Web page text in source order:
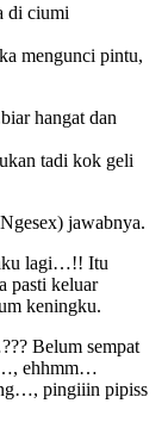
di ciumi
mengunci pintu,
hangat dan
tadi kok geli
jawabnya.
lagi…!! Itu
pasti keluar
keningku.
Belum sempat
ehhmm…
pingiiin pipiss